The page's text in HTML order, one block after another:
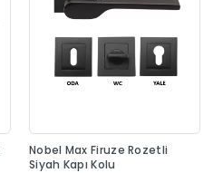
Nobel Max Firuze Rozetli
Siyah Kapı Kolu